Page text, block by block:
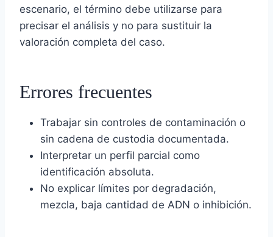
escenario, el término debe utilizarse para
precisar el análisis y no para sustituir la
valoración completa del caso.
Errores frecuentes
Trabajar sin controles de contaminación o
sin cadena de custodia documentada.
Interpretar un perfil parcial como
identificación absoluta.
No explicar límites por degradación,
mezcla, baja cantidad de ADN o inhibición.